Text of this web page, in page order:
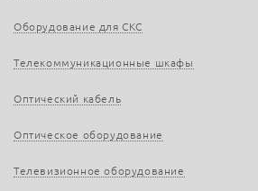
Оборудование для СКС
Телекоммуникационные шкафы
Оптический кабель
Оптическое оборудование
Телевизионное оборудование